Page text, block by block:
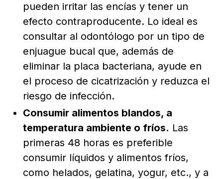
pueden irritar las encías y tener un
efecto contraproducente. Lo ideal es
consultar al odontólogo por un tipo de
enjuague bucal que, además de
eliminar la placa bacteriana, ayude en
el proceso de cicatrización y reduzca el
riesgo de infección.
Consumir alimentos blandos, a
temperatura ambiente o fríos. Las
primeras 48 horas es preferible
consumir líquidos y alimentos fríos,
como helados, gelatina, yogur, etc., y a